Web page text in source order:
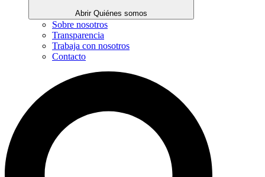
Abrir Quiénes somos
Sobre nosotros
Transparencia
Trabaja con nosotros
Contacto